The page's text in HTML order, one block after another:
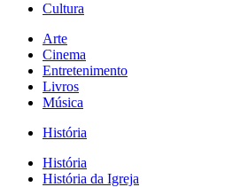
Cultura
Arte
Cinema
Entretenimento
Livros
Música
História
História
História da Igreja